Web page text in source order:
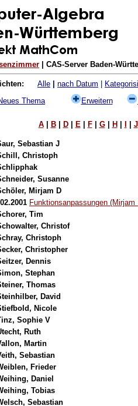
| CAS-Server Baden-
Alle nach Datum
Thema
Erweitern
A| B| D| E| F| G| H J
Sebastian J
Christoph
Susanne
Mirjam D
Funktionsanpassungen (Mirjam
Tim
Christof
Christoph
Christopher
Dennis
Stephan
Thomas
David
Nicole
Sophie V
Ruth
Martin
Sebastian
Frieder
Daniel
Tobias
Sebastian